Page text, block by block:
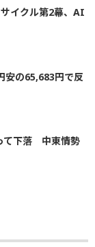
イクル第2幕、AI
安の65,683円で反
て下落 中東情勢